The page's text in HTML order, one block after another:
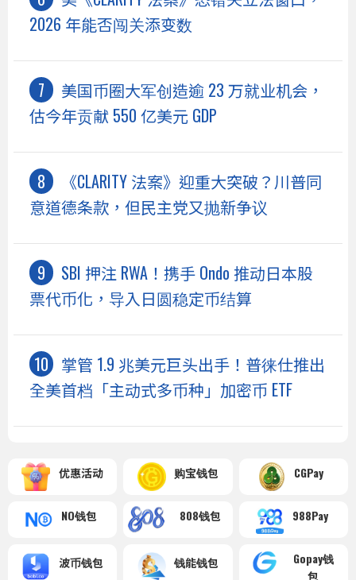
2026 年能否闯关添变数
美国币圈大军创造逾 23 万就业机会，
估今年贡献 550 亿美元 GDP
《CLARITY 法案》迎重大突破？川普同
意道德条款，但民主党又抛新争议
SBI 押注 RWA！携手 Ondo 推动日本股
票代币化，导入日圆稳定币结算
掌管 1.9 兆美元巨头出手！普徕仕推出
全美首档「主动式多币种」加密币 ETF
优惠活动 购宝钱包 CGPay
NO钱包 808钱包 988Pay
波币钱包 钱能钱包
Gopay钱
包